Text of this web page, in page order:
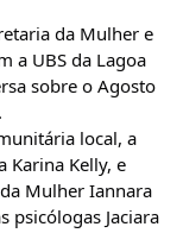
da Mulher e
a UBS da Lagoa
sobre o Agosto
local, a
Karina Kelly, e
Mulher Iannara
psicólogas Jaciara